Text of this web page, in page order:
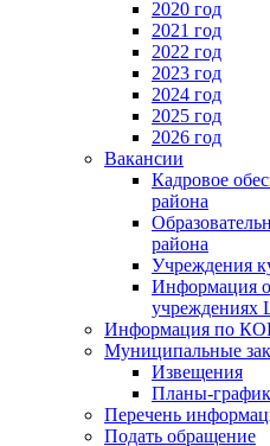
2020 год
2021 год
2022 год
2023 год
2024 год
2025 год
2026 год
Вакансии
Кадровое
района
района
Учреждения
Информация
учреждениях
Информация по
Муниципальные
Извещения
Планы-
Перечень
Подать обращение